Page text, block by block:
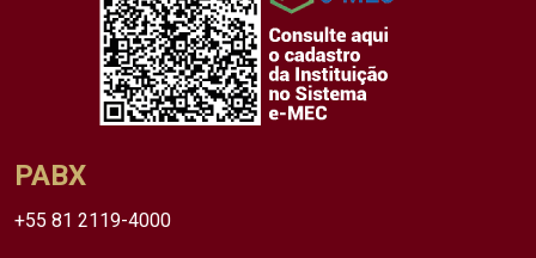
PABX
+55 81 2119-4000